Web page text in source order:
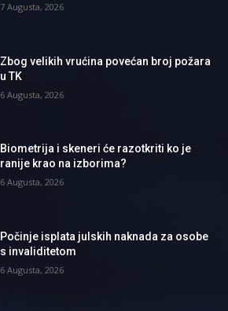
7 Augusta, 2026
Zbog velikih vrućina povećan broj požara
u TK
6 Augusta, 2026
Biometrija i skeneri će razotkriti ko je
ranije krao na izborima?
6 Augusta, 2026
Počinje isplata julskih naknada za osobe
s invaliditetom
6 Augusta, 2026